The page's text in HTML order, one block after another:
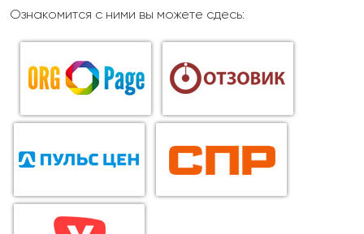
Ознакомится с ними вы можете сдесь: